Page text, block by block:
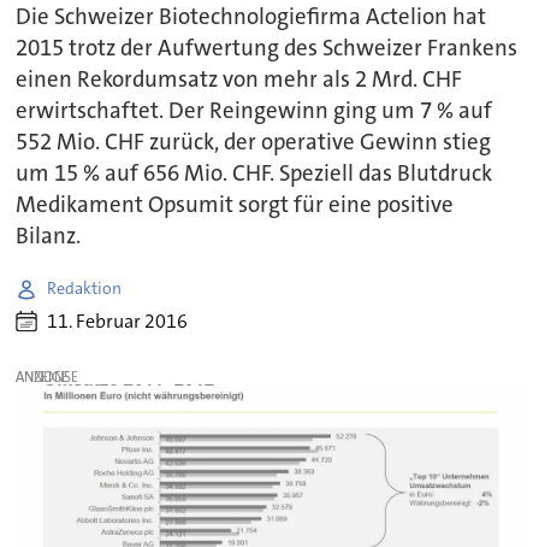
Die Schweizer Biotechnologiefirma Actelion hat
2015 trotz der Aufwertung des Schweizer Frankens
einen Rekordumsatz von mehr als 2 Mrd. CHF
erwirtschaftet. Der Reingewinn ging um 7 % auf
552 Mio. CHF zurück, der operative Gewinn stieg
um 15 % auf 656 Mio. CHF. Speziell das Blutdruck
Medikament Opsumit sorgt für eine positive
Bilanz.
Redaktion
11. Februar 2016
ANZEIGE